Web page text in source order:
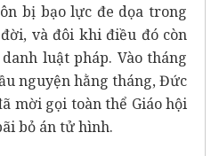
bị bạo lực đe dọa trong
và đôi khi điều đó còn
luật pháp. Vào tháng
nguyện hằng tháng, Đức
mời gọi toàn thể Giáo hội
bỏ án tử hình.